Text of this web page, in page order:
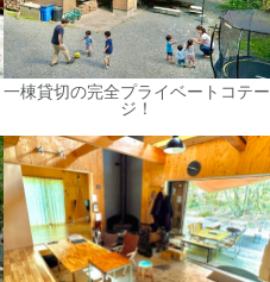
一棟貸切の完全プライベートコテー
ジ！